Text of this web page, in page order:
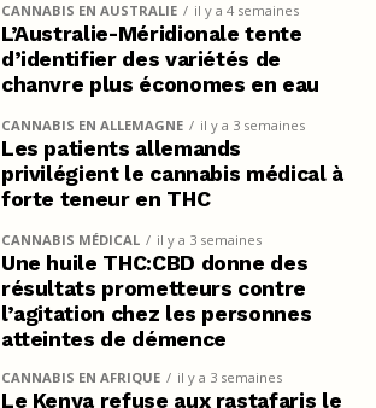
CANNABIS EN AUSTRALIE il y a 4 semaines
L’Australie-Méridionale tente
d’identifier des variétés de
chanvre plus économes en eau
CANNABIS EN ALLEMAGNE il y a 3 semaines
Les patients allemands
privilégient le cannabis médical à
forte teneur en THC
CANNABIS MÉDICAL il y a 3 semaines
Une huile THC:CBD donne des
résultats prometteurs contre
l’agitation chez les personnes
atteintes de démence
CANNABIS EN AFRIQUE il y a 3 semaines
Le Kenya refuse aux rastafaris le